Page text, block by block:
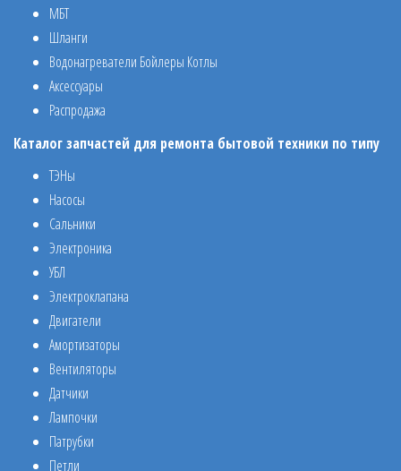
МБТ
Шланги
Водонагреватели Бойлеры Котлы
Аксессуары
Распродажа
Каталог запчастей для ремонта бытовой техники по типу
ТЭНы
Насосы
Сальники
Электроника
УБЛ
Электроклапана
Двигатели
Амортизаторы
Вентиляторы
Датчики
Лампочки
Патрубки
Петли